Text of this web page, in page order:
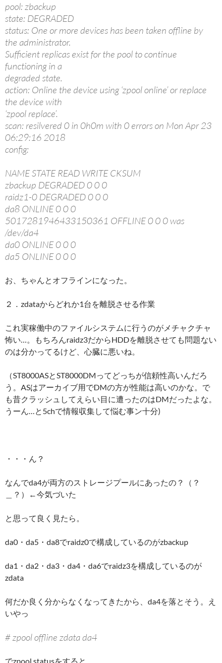
pool: zbackup
state: DEGRADED
status: One or more devices has been taken offline by
the administrator.
Sufficient replicas exist for the pool to continue
functioning in a
degraded state.
action: Online the device using ‘zpool online’ or replace
the device with
‘zpool replace’.
scan: resilvered 0 in 0h0m with 0 errors on Mon Apr 23
06:29:16 2018
config:
NAME STATE READ WRITE CKSUM
zbackup DEGRADED 0 0 0
raidz1-0 DEGRADED 0 0 0
da8 ONLINE 0 0 0
5017281946433150361 OFFLINE 0 0 0 was
/dev/da4
da0 ONLINE 0 0 0
da5 ONLINE 0 0 0
お、ちゃんとオフラインになった。
２．zdataからどれか1台を離脱させる作業
これ実稼働中のファイルシステムに行うのがメチャクチャ
怖い…。もちろんraidz3だからHDDを離脱させても問題ない
のは分かってるけど、心臓に悪いね。
（ST8000ASとST8000DMってどっちが信頼性高いんだろ
う。ASはアーカイブ用でDMの方が性能は高いのかな。で
も昔クラッシュしてえらい目に遭ったのはDMだったよな。
うーん…と5chで情報収集して悩む事ン十分)
・・・ん？
なんでda4が両方のストレージプールにあったの？（？
＿？）←今気づいた
と思って良く見たら。
da0・da5・da8でraidz0で構成しているのがzbackup
da1・da2・da3・da4・da6でraidz3を構成しているのが
zdata
何だか良く分からなくなってきたから、da4を落とそう。え
いやっ
# zpool offline zdata da4
でzpool statusをすると